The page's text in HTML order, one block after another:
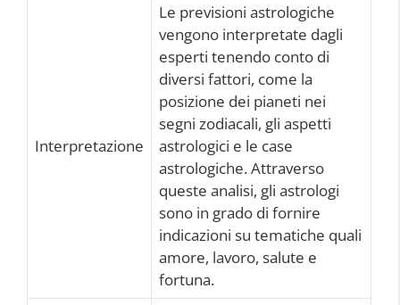
Interpretazione
Le previsioni astrologiche
vengono interpretate dagli
esperti tenendo conto di
diversi fattori, come la
posizione dei pianeti nei
segni zodiacali, gli aspetti
astrologici e le case
astrologiche. Attraverso
queste analisi, gli astrologi
sono in grado di fornire
indicazioni su tematiche quali
amore, lavoro, salute e
fortuna.